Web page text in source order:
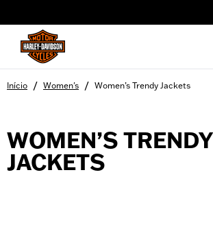
Início / Women's / Women’s Trendy Jackets
WOMEN’S TRENDY
JACKETS